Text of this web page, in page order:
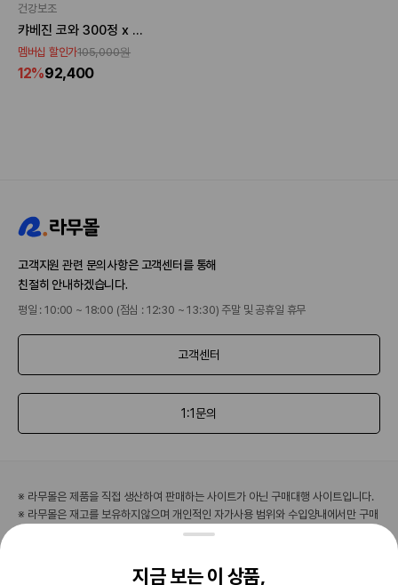
건강보조
캬베진 코와 300정 x 3개
멤버십 할인가105,000원
12%92,400
지금 보는 이 상품,
고객지원 관련 문의사항은 고객센터를 통해
친절히 안내하겠습니다.
평일 : 10:00 ~ 18:00 (점심 : 12:30 ~ 13:30) 주말 및 공휴일 휴무
고객센터
1:1문의
※ 라무몰은 제품을 직접 생산하여 판매하는 사이트가 아닌 구매대행 사이트입니다.
※ 라무몰은 재고를 보유하지않으며 개인적인 자가사용 범위와 수입양내에서만 구매